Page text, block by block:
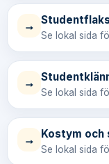
→
Se lokal sida
→
Se lokal sida
→ Kostym och
Se lokal sida